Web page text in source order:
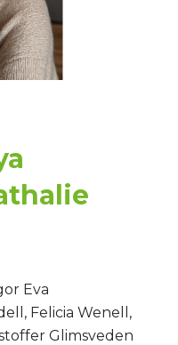
Eva
Felicia Wenell,
Glimsveden